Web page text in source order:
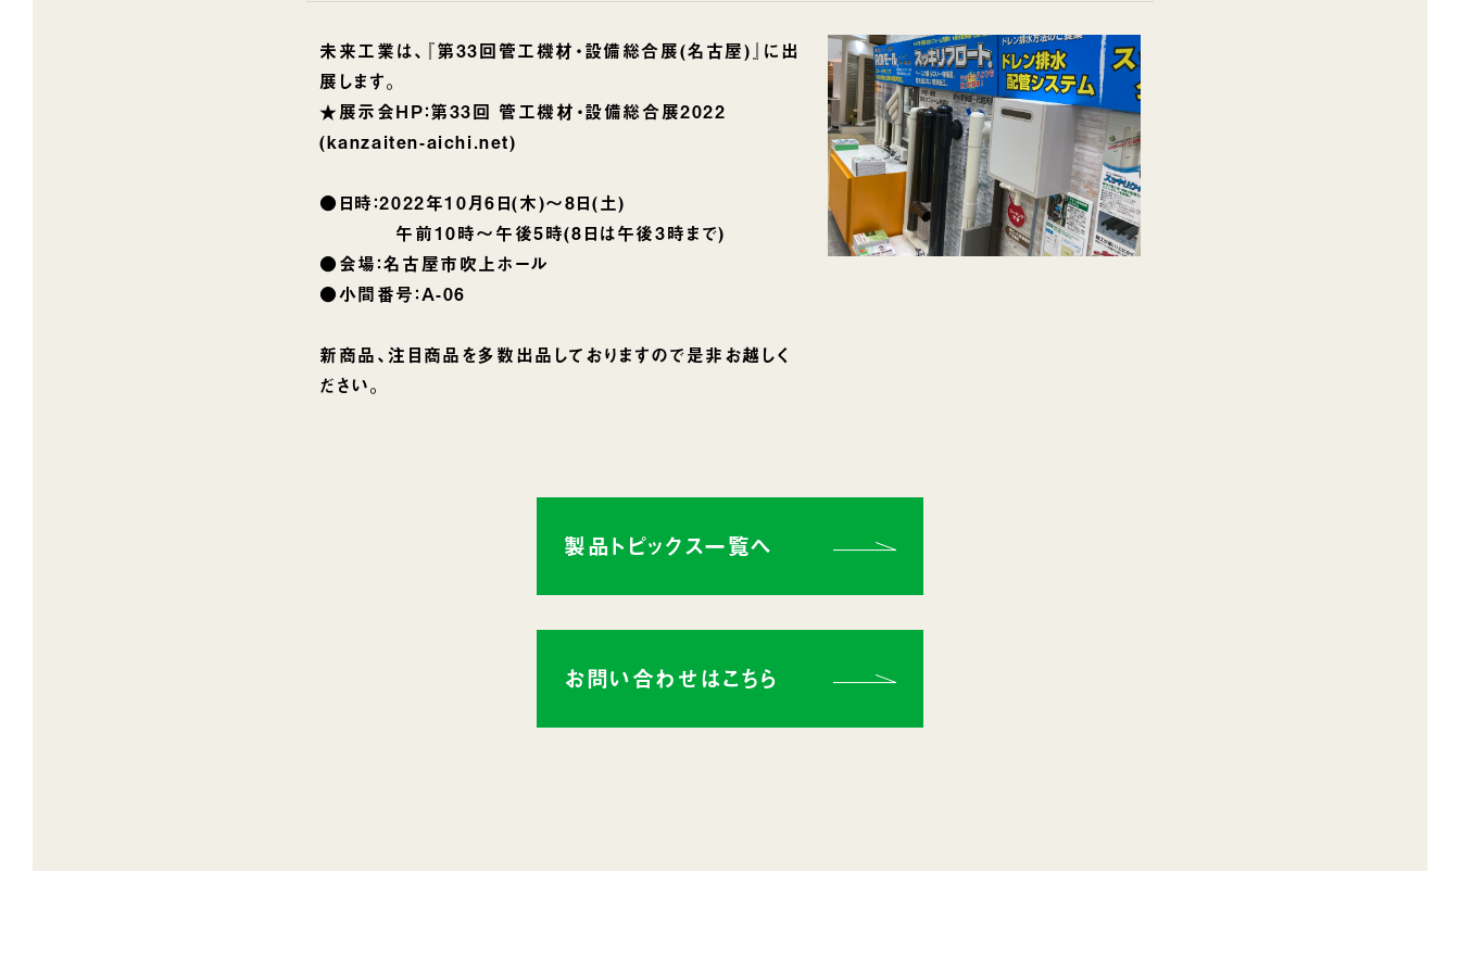
未来工業は、『第33回管工機材・設備総合展(名古屋)』に出
展します。
★展示会HP：第33回 管工機材・設備総合展2022
(kanzaiten-aichi.net)
●日時：2022年10月6日(木)～8日(土)
午前10時～午後5時(8日は午後3時まで)
●会場：名古屋市吹上ホール
●小間番号：A-06
新商品、注目商品を多数出品しておりますので是非お越しく
ださい。
製品トピックス一覧へ
お問い合わせはこちら